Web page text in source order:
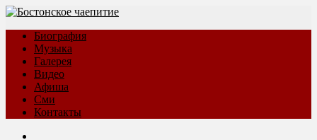
Биография
Музыка
Галерея
Видео
Афиша
Сми
Контакты